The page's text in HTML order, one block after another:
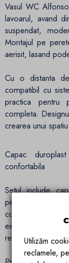
Vasul WC
lavoarul, avand
suspendat,
Montajul pe
aerisit, lasand
Cu o distanta
compatibil cu
practica pentru
completa.
crearea unui
Capac
confortabila
Setul include
pentru
completeaza
experienta de
rezidentiale
Utilizăm
reclamele,